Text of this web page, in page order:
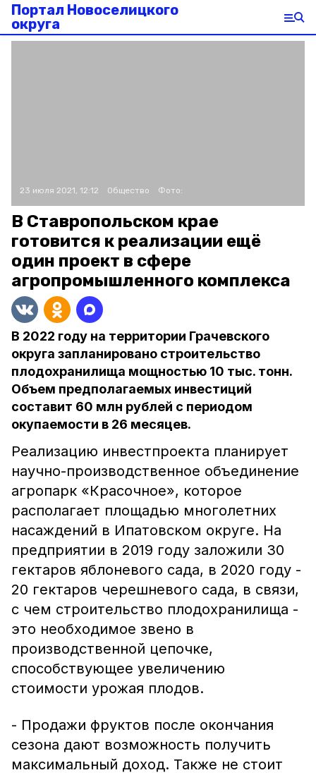
Портал Новоселицкого
округа
23 июля 2021, 12:12 Общество Фото:
В Ставропольском крае
готовится к реализации ещё
один проект в сфере
агропромышленного комплекса
В 2022 году на территории Грачевского
округа запланировано строительство
плодохранилища мощностью 10 тыс. тонн.
Объем предполагаемых инвестиций
составит 60 млн рублей с периодом
окупаемости в 26 месяцев.
Реализацию инвестпроекта планирует
научно-производственное объединение
агропарк «Красочное», которое
располагает площадью многолетних
насаждений в Ипатовском округе. На
предприятии в 2019 году заложили 30
гектаров яблоневого сада, в 2020 году -
20 гектаров черешневого сада, в связи,
с чем строительство плодохранилища -
это необходимое звено в
производственной цепочке,
способствующее увеличению
стоимости урожая плодов.
- Продажи фруктов после окончания
сезона дают возможность получить
максимальный доход. Также не стоит